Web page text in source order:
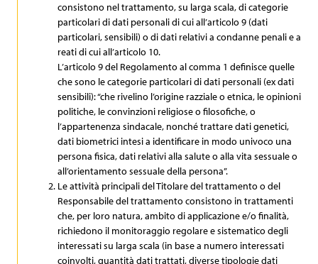
consistono nel trattamento, su larga scala, di categorie
particolari di dati personali di cui all’articolo 9 (dati
particolari, sensibili) o di dati relativi a condanne penali e a
reati di cui all’articolo 10.
L’articolo 9 del Regolamento al comma 1 definisce quelle
che sono le categorie particolari di dati personali (ex dati
sensibili): “che rivelino l’origine razziale o etnica, le opinioni
politiche, le convinzioni religiose o filosofiche, o
l’appartenenza sindacale, nonché trattare dati genetici,
dati biometrici intesi a identificare in modo univoco una
persona fisica, dati relativi alla salute o alla vita sessuale o
all’orientamento sessuale della persona”.
Le attività principali del Titolare del trattamento o del
Responsabile del trattamento consistono in trattamenti
che, per loro natura, ambito di applicazione e/o finalità,
richiedono il monitoraggio regolare e sistematico degli
interessati su larga scala (in base a numero interessati
coinvolti, quantità dati trattati, diverse tipologie dati